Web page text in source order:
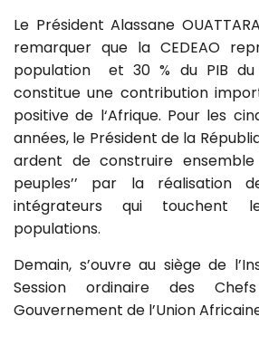
Le Président Alassane
remarquer que la CEDEAO
population et 30 % du PIB
constitue une contribution
positive de l‘Afrique. Pour les
années, le Président de la
ardent de construire ensemble
peuples’’ par la réalisation
intégrateurs qui touchent
populations.
Demain, s’ouvre au siège de
Session ordinaire des
Gouvernement de l’Union